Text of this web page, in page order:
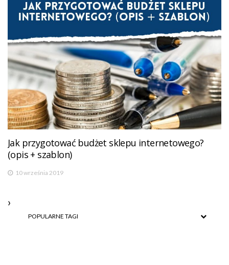
Jak przygotować budżet sklepu internetowego?
(opis + szablon)
10 września 2019
POPULARNE TAGI